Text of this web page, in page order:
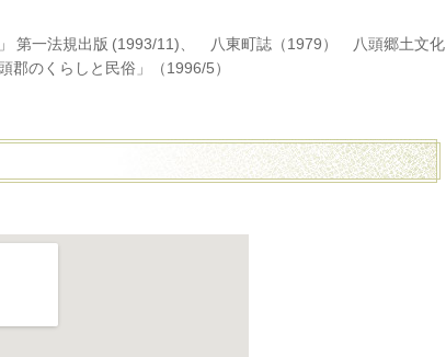
第一法規出版 (1993/11)、 八東町誌（1979） 八頭郷土文化
郡のくらしと民俗」（1996/5）